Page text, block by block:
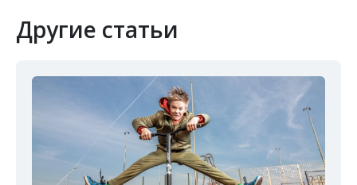
Другие статьи